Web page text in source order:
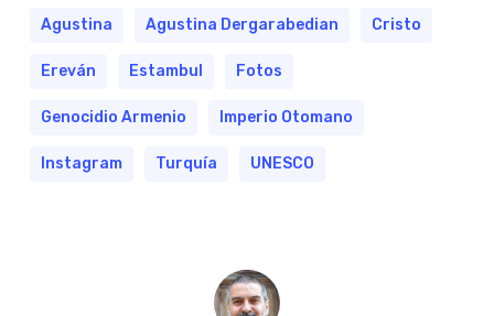
Agustina Agustina Dergarabedian Cristo
Ereván Estambul Fotos
Genocidio Armenio Imperio Otomano
Instagram Turquía UNESCO